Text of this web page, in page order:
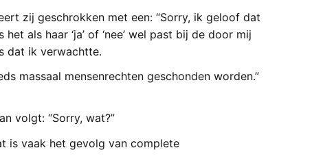
zij geschrokken met een: “Sorry, ik geloof dat
als haar ‘ja’ of ‘nee’ wel past bij de door mij
dat ik verwachtte.
massaal mensenrechten geschonden worden.”
volgt: “Sorry, wat?”
is vaak het gevolg van complete